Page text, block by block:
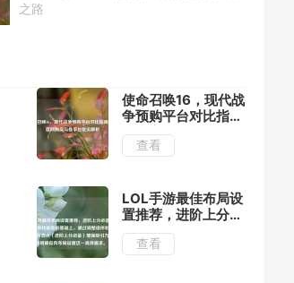
之路
使命召唤16，现代战
争预购平台对比指南
——官网购买与各平
台优劣解析
查看
LOL手游最佳布局设
置推荐，进阶上分必
备指南，在保持原意
的基础上，通过调整
查看